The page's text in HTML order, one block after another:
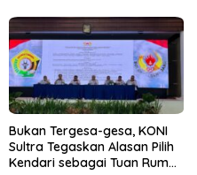
Bukan Tergesa-gesa, KONI
Sultra Tegaskan Alasan Pilih
Kendari sebagai Tuan Rumah